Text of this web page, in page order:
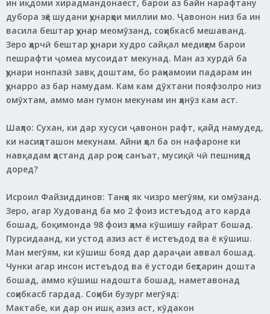
ин иқдоми хирадмандонаест, барои аз байн нарафтану
дубора эҳё шудани ҳунарҳои миллии мо. Ҷавонон низ ба ин
васила бештар ҳунар меомӯзанд, соҳибкасб мешаванд.
Зеро ҳарчӣ бештар ҳунари худро сайқал медиҳем барои
пешрафти ҷомеа мусоидат мекунад. Ман аз хурдӣ ба
ҳунари нонпазӣ завқ доштам, бо раҳнамоии падарам ин
ҳунарро аз бар намудам. Кам кам дӯхтани пояфзолро низ
омӯхтам, аммо ман гумон мекунам ин ҳанӯз кам аст.
Шаҳло: Сухан, ки дар хусуси ҷавонон рафт, қайд намудед,
ки насиҳаташон мекунам. Айни ҳол ба он нафароне ки
навқадам ҳастанд дар роҳи санъат, мусиқӣ чӣ пешниҳод
доред?
Исроил Файзиддинов: Танҳо як чизро мегӯям, ки омӯзанд.
Зеро, агар Худованд ба мо 2 фоиз истеъдод ато карда
бошад, боқимонда 98 фоиз ҳама кӯшишу ғайрат бошад.
Пурсидаанд, ки устод азиз аст ё истеъдод ва ё кӯшиш.
Ман мегӯям, ки кӯшиш бояд дар дараҷаи аввал бошад.
Чунки агар инсон истеъдод ва ё устоди беҳтарин дошта
бошад, аммо кӯшиш надошта бошад, наметавонад
соҳибкасб гардад. Соҳиби бузург мегӯяд:
Мактабе, ки дар он ишқ азиз аст, кӯдакон